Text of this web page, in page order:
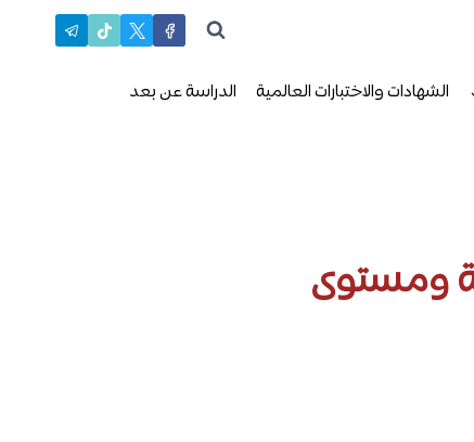
الشهادات والاختبارات العالمية الدراسة عن بعد
ومستوى